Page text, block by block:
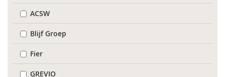
ACSW
Blijf Groep
Fier
GREVIO